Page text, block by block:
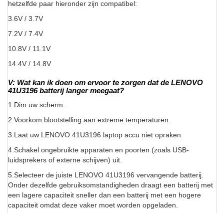
hetzelfde paar hieronder zijn compatibel:
3.6V / 3.7V
7.2V / 7.4V
10.8V / 11.1V
14.4V / 14.8V
V: Wat kan ik doen om ervoor te zorgen dat de LENOVO
41U3196 batterij langer meegaat?
1.Dim uw scherm.
2.Voorkom blootstelling aan extreme temperaturen.
3.Laat uw LENOVO 41U3196 laptop accu niet opraken.
4.Schakel ongebruikte apparaten en poorten (zoals USB-
luidsprekers of externe schijven) uit.
5.Selecteer de juiste LENOVO 41U3196 vervangende batterij.
Onder dezelfde gebruiksomstandigheden draagt een batterij met
een lagere capaciteit sneller dan een batterij met een hogere
capaciteit omdat deze vaker moet worden opgeladen.